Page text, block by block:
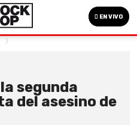
EN VIVO
segunda
del asesino de